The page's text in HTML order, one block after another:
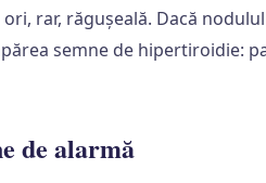
rar, răgușeală. Dacă
semne de hipertiroidie:
de alarmă